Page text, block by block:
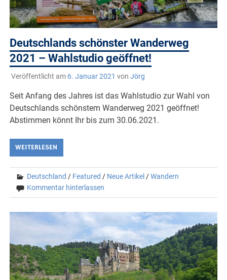
Deutschlands schönster Wanderweg
2021 – Wahlstudio geöffnet!
Veröffentlicht am 6. Januar 2021 von Jörg
Seit Anfang des Jahres ist das Wahlstudio zur Wahl von
Deutschlands schönstem Wanderweg 2021 geöffnet!
Abstimmen könnt Ihr bis zum 30.06.2021.
WEITERLESEN
Deutschland / Featured / Neue Artikel /Wandern
Kommentar hinterlassen